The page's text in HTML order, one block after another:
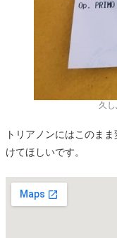
久
トリアノンにはこのま
けてほしいです。